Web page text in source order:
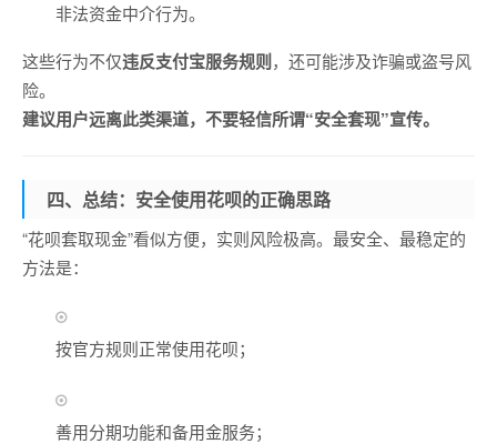
非法资金中介行为。
这些行为不仅违反支付宝服务规则，还可能涉及诈骗或盗号风
险。
建议用户远离此类渠道，不要轻信所谓“安全套现”宣传。
四、总结：安全使用花呗的正确思路
“花呗套取现金”看似方便，实则风险极高。最安全、最稳定的
方法是：
按官方规则正常使用花呗；
善用分期功能和备用金服务；